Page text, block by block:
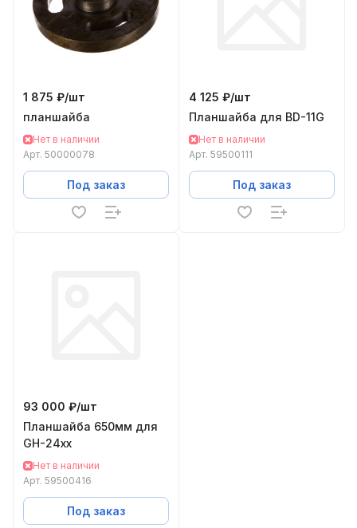
1 875 ₽/шт
планшайба
Нет в наличии
Арт. 50000078
Под заказ
4 125 ₽/шт
Планшайба для BD-11G
Нет в наличии
Арт. 59500111
Под заказ
93 000 ₽/шт
Планшайба 650мм для
GH-24xx
Нет в наличии
Арт. 59500416
Под заказ